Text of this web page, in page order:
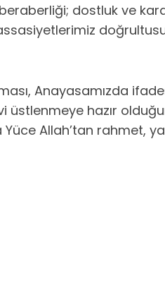
dostluk ve
Anayasamızda
üstlenmeye hazır
Allah’tan rahmet,